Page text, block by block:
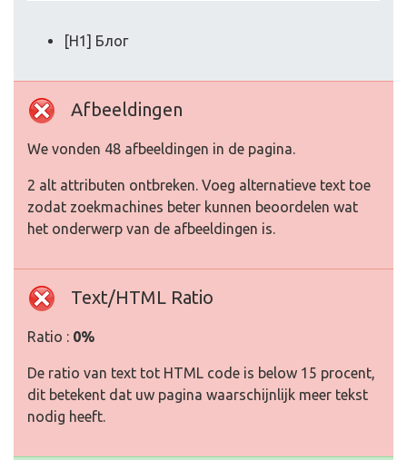
[H1] Блог
Afbeeldingen
We vonden 48 afbeeldingen in de pagina.
2 alt attributen ontbreken. Voeg alternatieve text toe
zodat zoekmachines beter kunnen beoordelen wat
het onderwerp van de afbeeldingen is.
Text/HTML Ratio
Ratio : 0%
De ratio van text tot HTML code is below 15 procent,
dit betekent dat uw pagina waarschijnlijk meer tekst
nodig heeft.